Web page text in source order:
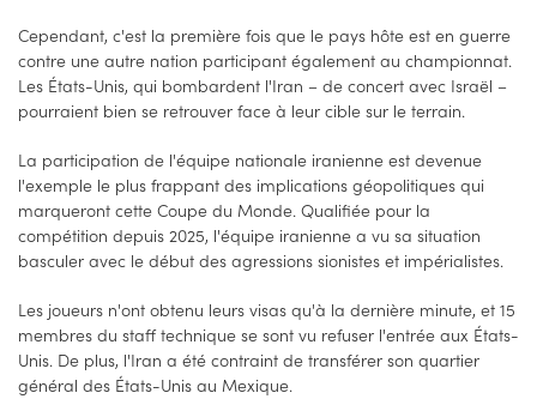
Cependant, c'est la première fois que le pays hôte est en guerre
contre une autre nation participant également au championnat.
Les États-Unis, qui bombardent l'Iran – de concert avec Israël –
pourraient bien se retrouver face à leur cible sur le terrain.
La participation de l'équipe nationale iranienne est devenue
l'exemple le plus frappant des implications géopolitiques qui
marqueront cette Coupe du Monde. Qualifiée pour la
compétition depuis 2025, l'équipe iranienne a vu sa situation
basculer avec le début des agressions sionistes et impérialistes.
Les joueurs n'ont obtenu leurs visas qu'à la dernière minute, et 15
membres du staff technique se sont vu refuser l'entrée aux États-
Unis. De plus, l'Iran a été contraint de transférer son quartier
général des États-Unis au Mexique.